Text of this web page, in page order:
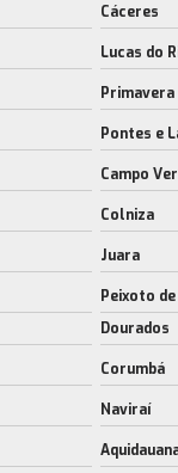
Cáceres
Lucas do
Pontes e
Campo
Colniza
Juara
Peixoto
Dourados
Corumbá
Naviraí